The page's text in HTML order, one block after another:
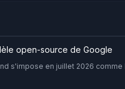
open-source de Google
s'impose en juillet 2026